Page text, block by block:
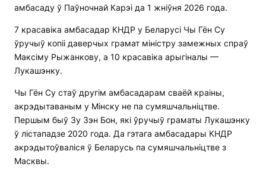
амбасаду ў Паўночнай Карэі да 1 жніўня 2026 года.
7 красавіка амбасадар КНДР у Беларусі Чы Гён Су
ўручыў копіі даверчых грамат міністру замежных спраў
Максіму Рыжанкову, а 10 красавіка арыгіналы —
Лукашэнку.
Чы Гён Су стаў другім амбасадарам сваёй краіны,
акрэдытаваным у Мінску не па сумяшчальніцтве.
Першым быў Зу Зэн Бон, які ўручыў граматы Лукашэнку
ў лістападзе 2020 года. Да гэтага амбасадары КНДР
акрэдытоўваліся ў Беларусь па сумяшчальніцтве з
Масквы.